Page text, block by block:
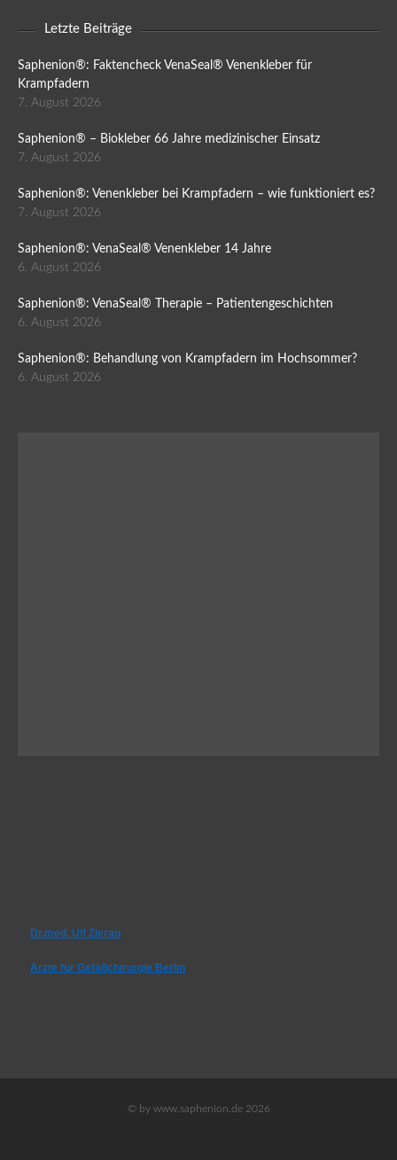
Letzte Beiträge
Saphenion®: Faktencheck VenaSeal® Venenkleber für
Krampfadern
7. August 2026
Saphenion® – Biokleber 66 Jahre medizinischer Einsatz
7. August 2026
Saphenion®: Venenkleber bei Krampfadern – wie funktioniert es?
7. August 2026
Saphenion®: VenaSeal® Venenkleber 14 Jahre
6. August 2026
Saphenion®: VenaSeal® Therapie – Patientengeschichten
6. August 2026
Saphenion®: Behandlung von Krampfadern im Hochsommer?
6. August 2026
Dr.med. Ulf Zierau
Ärzte für Gefäßchirurgie Berlin
© by www.saphenion.de 2026